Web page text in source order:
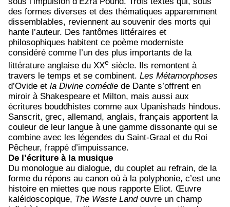
des formes diverses et des thématiques apparemment
dissemblables, reviennent au souvenir des morts qui
hante l’auteur. Des fantômes littéraires et
philosophiques habitent ce poème moderniste
considéré comme l’un des plus importants de la
littérature anglaise du XXe siècle. Ils remontent à
travers le temps et se combinent. Les Métamorphoses
d’Ovide et la Divine comédie de Dante s’offrent en
miroir à Shakespeare et Milton, mais aussi aux
écritures bouddhistes comme aux Upanishads hindous.
Sanscrit, grec, allemand, anglais, français apportent la
couleur de leur langue à une gamme dissonante qui se
combine avec les légendes du Saint-Graal et du Roi
Pêcheur, frappé d’impuissance.
De l’écriture à la musique
Du monologue au dialogue, du couplet au refrain, de la
forme du répons au canon où à la polyphonie, c’est une
histoire en miettes que nous rapporte Eliot. Œuvre
kaléidoscopique, The Waste Landouvre un champ